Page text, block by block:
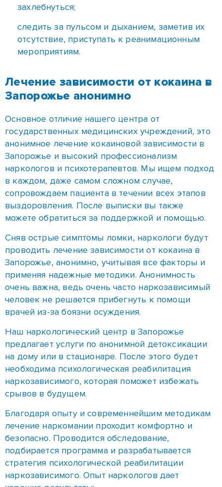
Лечение зависимости от кокаина в
Запорожье анонимно
Основное отличие нашего центра от
Запорожье и высокий профессионализм
наркологов и психотерапевтов. Мы ищем подход
сопровождаем пациента в течении всех этапов
выздоровления. После выписки вы также
можете обратиться за поддержкой и помощью.
Сняв острые симптомы ломки, наркологи будут
проводить лечение зависимости от кокаина в
Запорожье, анонимно, учитывая все факторы и
применяя надежные методики. Анонимность
очень важна, ведь очень часто наркозависимый
врачей из-за боязни осуждения.
Наш наркологический центр в Запорожье
предлагает услуги по анонимной детоксикации
на дому или в стационаре. После этого будет
необходима психологическая реабилитация
наркозависимого, которая поможет избежать
Благодаря опыту и современнейшим методикам
лечение наркомании проходит комфортно и
безопасно. Проводится обследование,
подбирается программа и разрабатывается
стратегия психологической реабилитации
хорошие результаты:
полностью пропадает тяга к кокаину;
заметно понижается или совсем исчезает
раздражительность, беспокойство, депрессия,